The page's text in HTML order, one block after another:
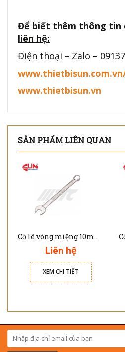
Để biết thêm thông tin
liên hệ:
Điện thoại – Zalo –
www.thietbisun.vn
SẢN PHẨM LIÊN QUAN
Cờ lê vòng miệng 10mm JTC AE1210
Liên hệ
XEM CHI TIẾT